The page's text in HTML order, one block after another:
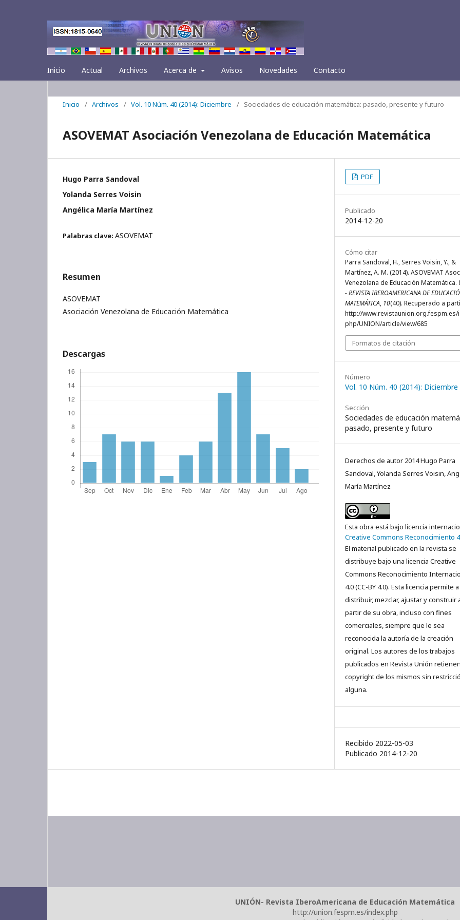
Inicio Actual Archivos Acerca de Avisos Novedades Contacto
Inicio / Archivos / Vol. 10 Núm. 40 (2014): Diciembre / Sociedades de educación matemática: pasado, presente y futuro
ASOVEMAT Asociación Venezolana de Educación Matemática
Hugo Parra Sandoval
Yolanda Serres Voisin
Angélica María Martínez
Palabras clave: ASOVEMAT
Resumen
ASOVEMAT
Asociación Venezolana de Educación Matemática
Descargas
PDF
Publicado
2014-12-20
Cómo citar
Parra Sandoval, H., Serres Voisin, Y., &
Martínez, A. M. (2014). ASOVEMAT
Venezolana de Educación Matemática.
- REVISTA IBEROAMERICANA DE
MATEMÁTICA, 10(40). Recuperado a
http://www.revistaunion.org.fespm.es/
php/UNION/article/view/685
Formatos de citación
Número
Vol. 10 Núm. 40 (2014): Diciembre
Sección
Sociedades de educación
pasado, presente y futuro
Derechos de autor 2014 Hugo Parra
Sandoval, Yolanda Serres Voisin,
María Martínez
Esta obra está bajo licencia
Creative Commons Reconocimiento
El material publicado en la revista se
distribuye bajo una licencia Creative
Commons Reconocimiento
4.0 (CC-BY 4.0). Esta licencia permite
distribuir, mezclar, ajustar y construir
partir de su obra, incluso con fines
comerciales, siempre que le sea
reconocida la autoría de la creación
original. Los autores de los trabajos
publicados en Revista Unión
copyright de los mismos sin
alguna.
Recibido 2022-05-03
Publicado 2014-12-20
UNIÓN- Revista IberoAmericana de Educación Matemática
http://union.fespm.es/index.php